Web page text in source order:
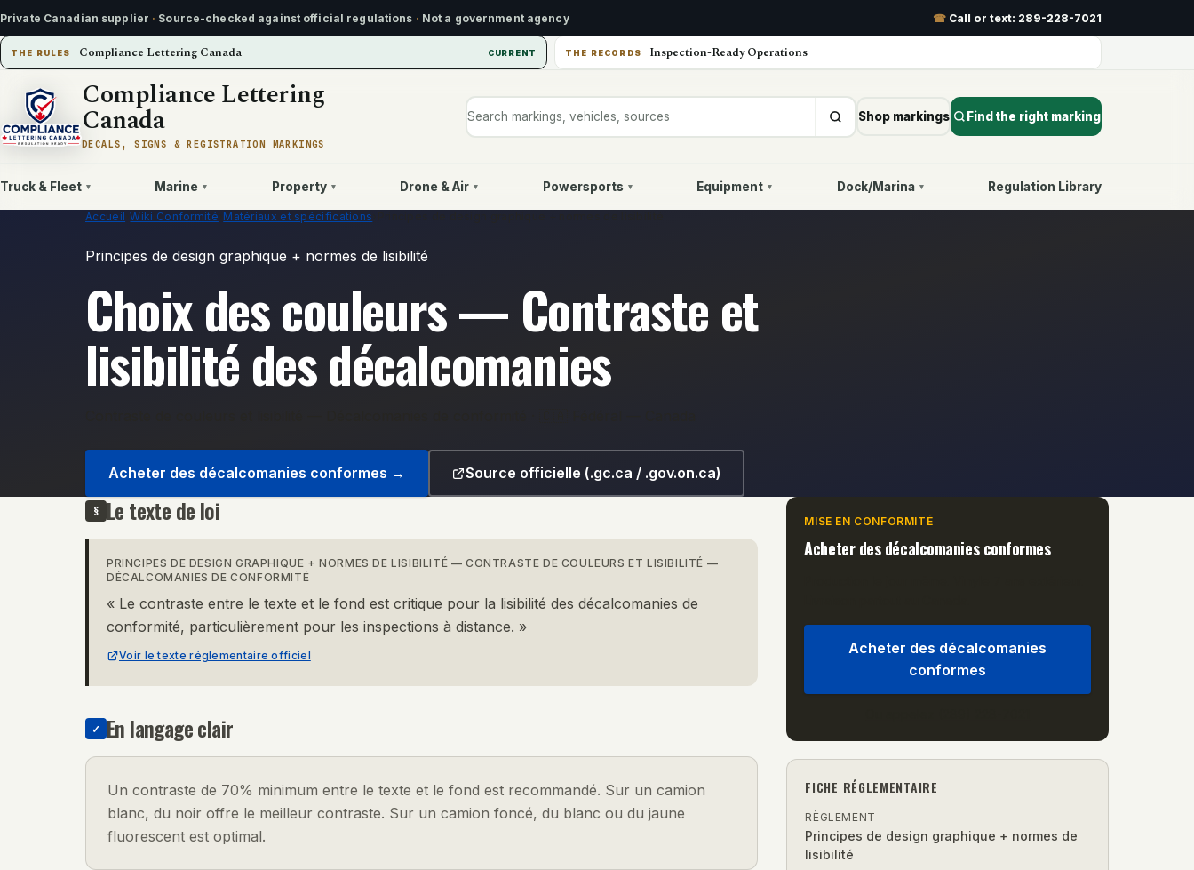
Private Canadian supplier · Source-checked against official regulations · Not a government agency ☎ Call or text: 289-228-7021
THE RULES Compliance Lettering Canada CURRENT THE RECORDS Inspection-Ready Operations
Compliance Lettering
Canada
DECALS, SIGNS & REGISTRATION MARKINGS
Search markings, vehicles, or sources
Shop markings Find the right marking
Truck & Fleet ▾ Marine ▾ Property ▾ Drone & Air ▾ Powersports ▾ Equipment ▾ Dock/Marina ▾ Regulation Library
Accueil ›Wiki Conformité Matériaux et spécifications
Principes de design graphique + normes de lisibilité
Choix des couleurs — Contraste et
lisibilité des décalcomanies
Acheter des décalcomanies conformes → Source officielle (.gc.ca / .gov.on.ca)
§ Le texte de loi
PRINCIPES DE DESIGN GRAPHIQUE + NORMES DE LISIBILITÉ —CONTRASTE DE COULEURS ET LISIBILITÉ —
DÉCALCOMANIES DE CONFORMITÉ
« Le contraste entre le texte et le fond est critique pour la lisibilité des décalcomanies de
conformité, particulièrement pour les inspections à distance. »
Voir le texte réglementaire officiel
✓ En langage clair
Un contraste de 70% minimum entre le texte et le fond est recommandé. Sur un camion
blanc, du noir offre le meilleur contraste. Sur un camion foncé, du blanc ou du jaune
fluorescent est optimal.
MISE EN CONFORMITÉ
Acheter des décalcomanies conformes
Acheter des décalcomanies
conformes
FICHE RÉGLEMENTAIRE
RÈGLEMENT
Principes de design graphique + normes de
lisibilité